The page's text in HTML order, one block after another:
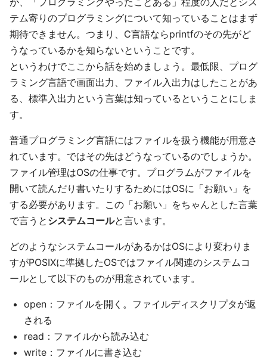
テム寄りのプログラミングについて知っていることはまず
期待できません。つまり、C言語ならprintfのその先がど
うなっているかを知らないということです。
というわけでここから話を始めましょう。最低限、プログ
ラミング言語で画面出力、ファイル入出力はしたことがあ
る、標準入出力という言葉は知っているということにしま
す。
普通プログラミング言語にはファイルを扱う機能が用意さ
れています。ではその先はどうなっているのでしょうか。
ファイル管理はOSの仕事です。プログラムがファイルを
開いて読んだり書いたりするためにはOSに「お願い」を
する必要があります。この「お願い」をちゃんとした言葉
で言うと システムコールと言います。
どのようなシステムコールがあるかはOSにより変わりま
すがPOSIXに準拠したOSではファイル関連のシステムコ
ールとして以下のものが用意されています。
open：ファイルを開く。ファイルディスクリプタが返
される
read：ファイルから読み込む
write：ファイルに書き込む